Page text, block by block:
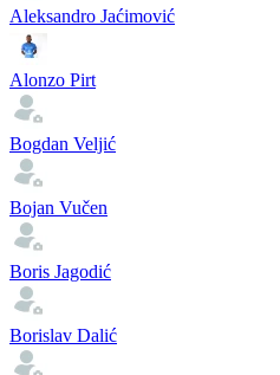
Aleksandro Jaćimović
Alonzo Pirt
Bogdan Veljić
Bojan Vučen
Boris Jagodić
Borislav Dalić